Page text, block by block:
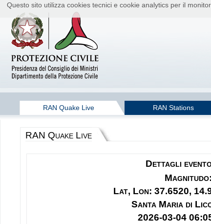
Questo sito utilizza cookies tecnici e cookie analytics per il
RAN Quake Live RAN Stations
RAN Quake Live
Dettagli
Lat, Lon: 37.6520,
Santa Maria di
2026-03-04